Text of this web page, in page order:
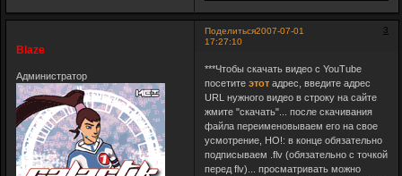
Поделиться 3
2007-07-01
17:27:10
Blaze
Администратор
***Чтобы скачать видео с YouTube
посетитеэтот адрес, введите адрес
URL нужного видео в строку на сайте
жмите "скачать"... после скачивания
файла переименовываем его на свое
усмотрение, НО!: в конце обязательно
подписываем .flv (обязательно с точкой
перед flv)... просматривать можно